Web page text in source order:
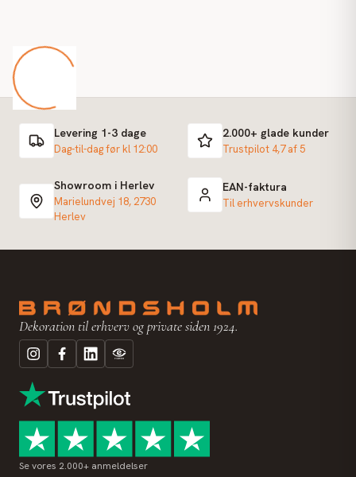
Levering 1-3 dage
Dag-til-dag før kl 12:00
2.000+ glade kunder
Trustpilot 4,7 af 5
Showroom i Herlev
Marielundvej 18, 2730
Herlev
EAN-faktura
Til erhvervskunder
Dekoration til erhverv og private siden 1924.
Se vores 2.000+ anmeldelser